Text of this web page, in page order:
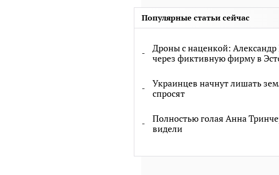
Популярные статьи сейчас
Дроны с наценкой:
через фиктивную фирму в
Украинцев начнут лишать
спросят
Полностью голая Анна
видели